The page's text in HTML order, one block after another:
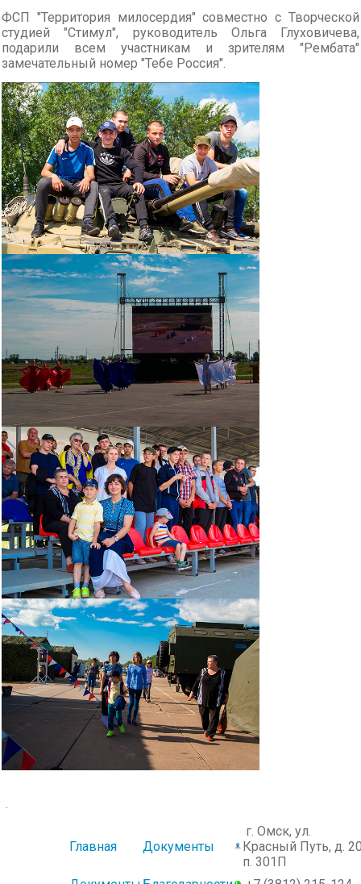
ФСП "Территория милосердия" совместно с Творческой
студией "Стимул", руководитель Ольга Глуховичева,
подарили всем участникам и зрителям "Рембата"
замечательный номер "Тебе Россия".
.
Главная Документы
г. Омск, ул.
Красный Путь, д.
п. 301П